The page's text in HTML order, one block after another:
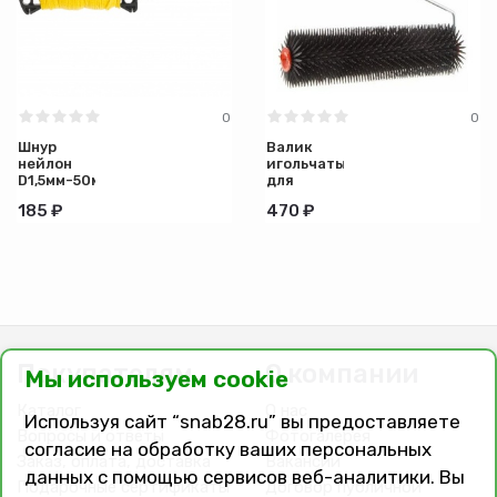
0
Шнур
нейлон
D1,5мм-50м
на
185 ₽
0
Валик
игольчатый
для
полов
470 ₽
Покупателям
Каталог
Вопросы и ответы
Заказ, оплата, доставка
Подарочные сертификаты
О компании
О нас
Фотогалерея
Вакансии
Договор публичной
Мы используем cookie
Используя сайт “snab28.ru” вы предоставляете
согласие на обработку ваших персональных
данных с помощью сервисов веб-аналитики. Вы